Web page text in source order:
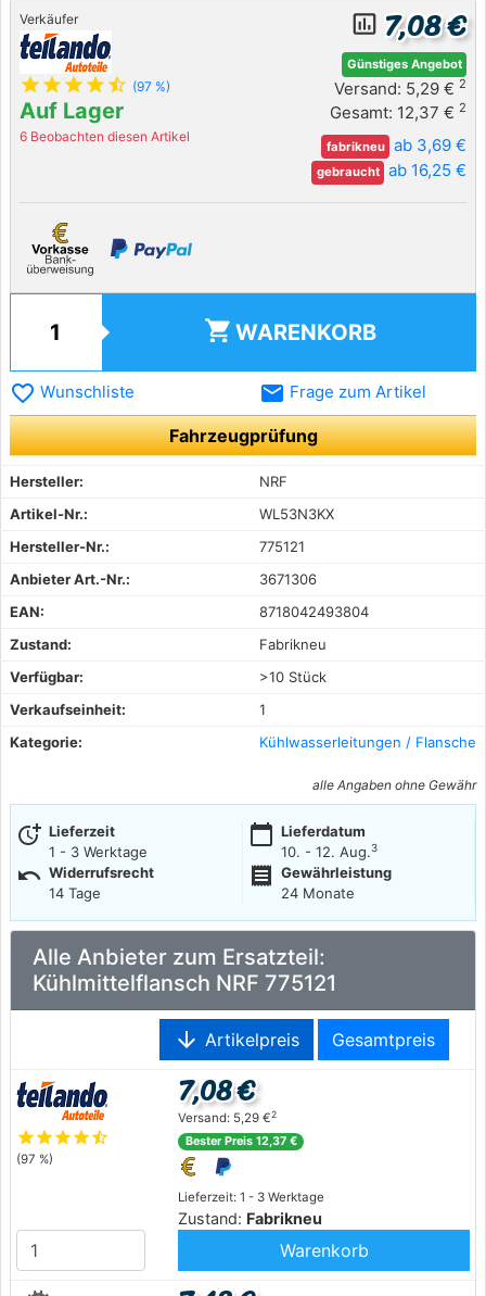
Verkäufer
star star star star star_half (97 %)
Auf Lager
6 Beobachten diesen Artikel
insert_chart_outlined 7,08 €
Günstiges Angebot
Versand: 5,29 € 2
Gesamt: 12,37 € 2
fabrikneu ab 3,69 €
gebraucht ab 16,25 €
shopping_cart WARENKORB
favorite_border Wunschliste email Frage zum Artikel
Fahrzeugprüfung
Hersteller:
NRF
Artikel-Nr.:
WL53N3KX
Hersteller-Nr.:
775121
Anbieter Art.-Nr.:
3671306
EAN:
8718042493804
Zustand:
Fabrikneu
Verfügbar:
>10 Stück
Verkaufseinheit:
1
Kategorie:
Kühlwasserleitungen / Flansche
alle Angaben ohne Gewähr
more_time Lieferzeit
1 - 3 Werktage
calendar_today Lieferdatum
10. - 12. Aug.3
undo Widerrufsrecht
14 Tage
receipt
Gewährleistung
24 Monate
Alle Anbieter zum Ersatzteil:
Kühlmittelflansch NRF 775121
arrow_downward Artikelpreis Gesamtpreis
starstarstarstarstar_half
(97 %)
Lieferzeit: 1 - 3 Werktage
Zustand: Fabrikneu
7,08 €
Versand: 5,29 €2
Bester Preis 12,37 €
Warenkorb